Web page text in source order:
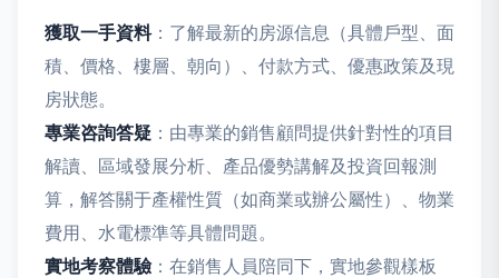
獲取一手資料：了解最新的房源信息（具體戶型、面
積、價格、樓層、朝向）、付款方式、優惠政策及現
房狀態。
專業咨詢答疑 ：由專業的銷售顧問提供針對性的項目
解讀、區域發展分析、產品優勢講解及投資回報測
算，解答關于產權性質（如商業或辦公屬性）、物業
費用、水電標準等具體問題。
實地考察體驗：在銷售人員陪同下，實地參觀樣板